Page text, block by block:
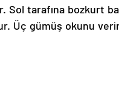
Sol tarafına bozkurt
Üç gümüş okunu